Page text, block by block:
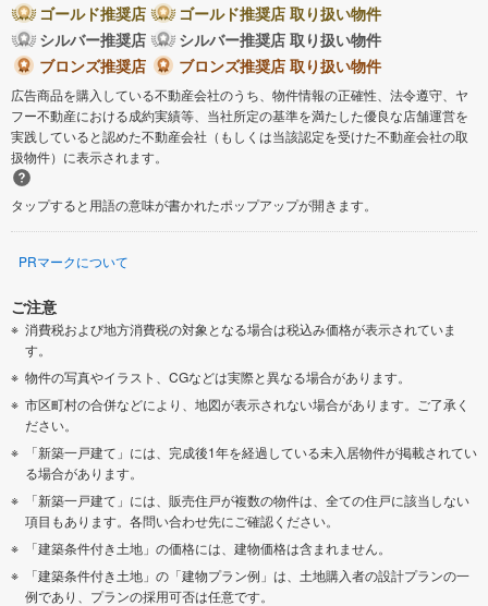
ゴールド推奨店
ゴールド推奨店 取り扱い物件
シルバー推奨店
シルバー推奨店 取り扱い物件
ブロンズ推奨店
ブロンズ推奨店 取り扱い物件
広告商品を購入している不動産会社のうち、物件情報の正確性、法令遵守、ヤ
フー不動産における成約実績等、当社所定の基準を満たした優良な店舗運営を
実践していると認めた不動産会社（もしくは当該認定を受けた不動産会社の取
扱物件）に表示されます。
タップすると用語の意味が書かれたポップアップが開きます。
PRマークについて
ご注意
消費税および地方消費税の対象となる場合は税込み価格が表示されていま
す。
物件の写真やイラスト、CGなどは実際と異なる場合があります。
市区町村の合併などにより、地図が表示されない場合があります。ご了承く
ださい。
「新築一戸建て」には、完成後1年を経過している未入居物件が掲載されてい
る場合があります。
「新築一戸建て」には、販売住戸が複数の物件は、全ての住戸に該当しない
項目もあります。各問い合わせ先にご確認ください。
「建築条件付き土地」の価格には、建物価格は含まれません。
「建築条件付き土地」の「建物プラン例」は、土地購入者の設計プランの一
例であり、プランの採用可否は任意です。